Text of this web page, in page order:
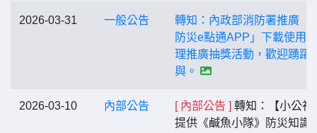
2026-03-31 一般公告
轉知：內政部消防署推廣「
防災e點通APP」下載使用
理推廣抽獎活動，歡迎踴躍
與。
2026-03-10 內部公告 [ 內部公告 ] 轉知：【小公視
提供《鹹魚小隊》防災知識